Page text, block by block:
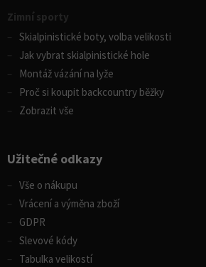
Zimní sporty
Skialpinistické boty, volba velikosti
Jak vybrat skialpinistické hole
Montáž vázání na lyže
Proč si koupit backcountry běžky
Zobrazit vše
Užitečné odkazy
Vše o nákupu
Vrácení a výměna zboží
GDPR
Slevové kódy
Tabulka velikostí